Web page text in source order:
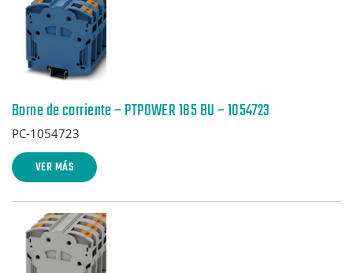
Borne de corriente – PTPOWER 185 BU – 1054723
PC-1054723
VER MÁS